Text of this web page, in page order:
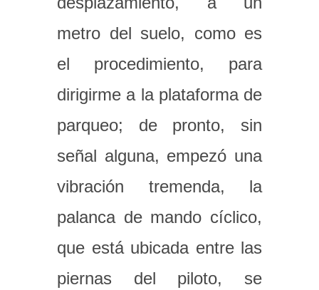
metro del suelo, como es
el procedimiento, para
dirigirme a la plataforma de
parqueo; de pronto, sin
señal alguna, empezó una
vibración tremenda, la
palanca de mando cíclico,
que está ubicada entre las
piernas del piloto, se